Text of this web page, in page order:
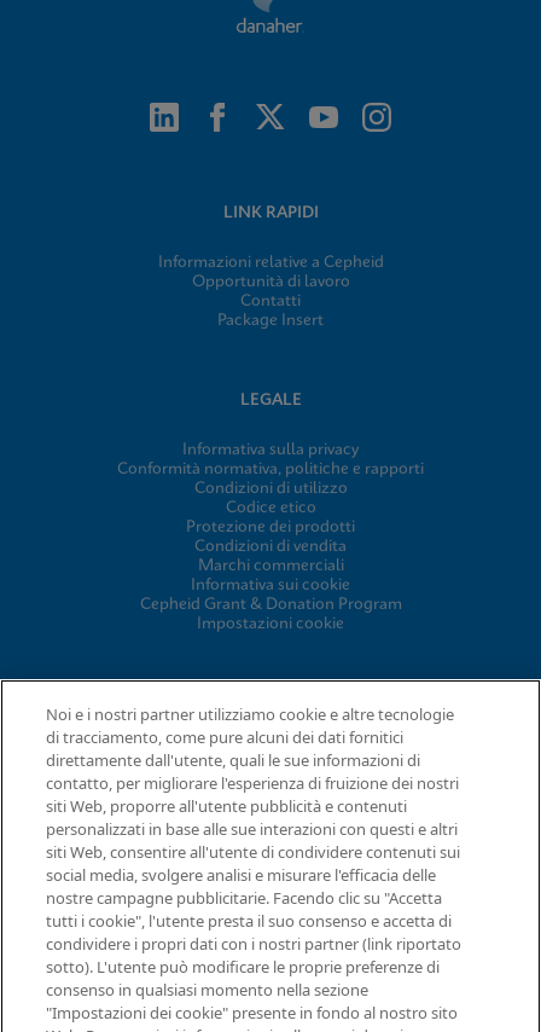
LINK RAPIDI
Informazioni relative a Cepheid
Opportunità di lavoro
Contatti
Package Insert
LEGALE
Informativa sulla privacy
Conformità normativa, politiche e rapporti
Condizioni di utilizzo
Codice etico
Protezione dei prodotti
Condizioni di vendita
Marchi commerciali
Informativa sui cookie
Cepheid Grant & Donation Program
Impostazioni cookie
Accordo sul trattamento dei dati
Comunità partner
Termini e condizioni della sicurezza delle informazioni
© 2026 Cepheid. Cepheid®, il logo Cepheid, GeneXpert®, Xpert®
e I-CORE® sono marchi di Cepheid, registrati negli USA e in altri
Paesi.
Noi e i nostri partner utilizziamo cookie e altre tecnologie
di tracciamento, come pure alcuni dei dati fornitici
direttamente dall'utente, quali le sue informazioni di
contatto, per migliorare l'esperienza di fruizione dei nostri
siti Web, proporre all'utente pubblicità e contenuti
personalizzati in base alle sue interazioni con questi e altri
siti Web, consentire all'utente di condividere contenuti sui
social media, svolgere analisi e misurare l'efficacia delle
nostre campagne pubblicitarie. Facendo clic su "Accetta
tutti i cookie", l'utente presta il suo consenso e accetta di
condividere i propri dati con i nostri partner (link riportato
sotto). L'utente può modificare le proprie preferenze di
consenso in qualsiasi momento nella sezione
"Impostazioni dei cookie" presente in fondo al nostro sito